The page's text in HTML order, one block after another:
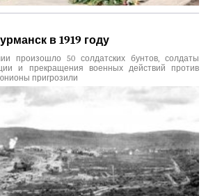
в 1919 году
произошло 50 солдатских бунтов, солдаты
и прекращения военных действий против
пригрозили